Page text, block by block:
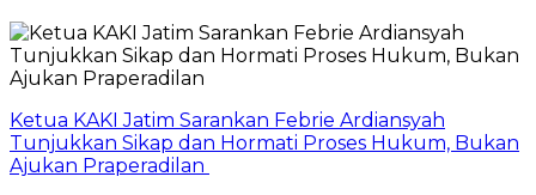
Ketua KAKI Jatim Sarankan Febrie Ardiansyah
Tunjukkan Sikap dan Hormati Proses Hukum, Bukan
Ajukan Praperadilan